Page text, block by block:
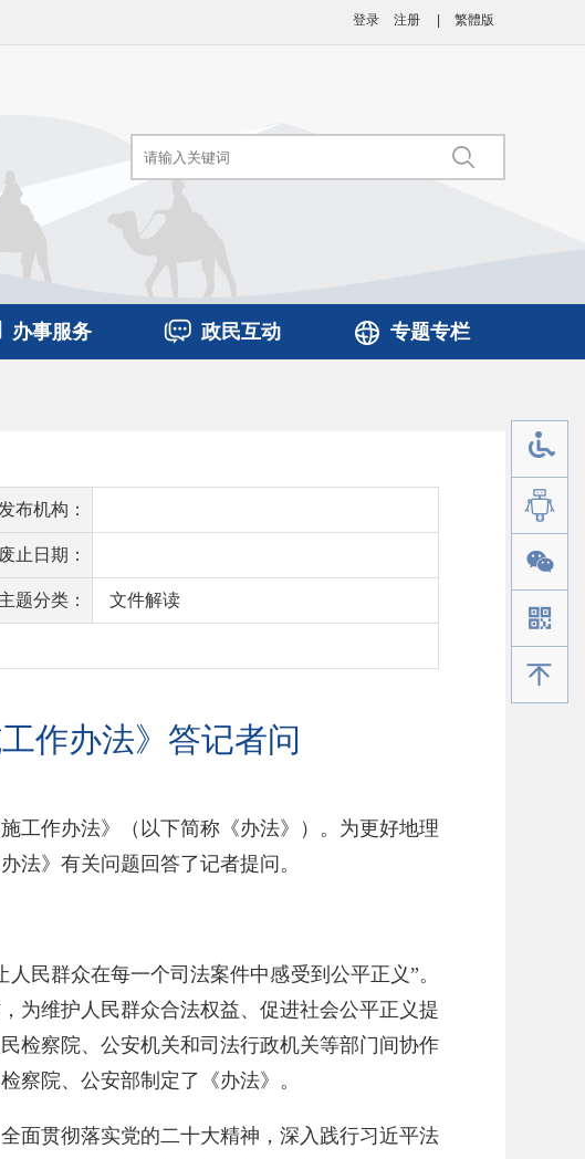
登录 注册 繁體版
办事服务 政民互动 专题专栏
发布机构：
废止日期：
主题分类： 文件解读
作办法》答记者问
工作办法》（以下简称《办法》）。为更好地理
法》有关问题回答了记者提问。
民群众在每一个司法案件中感受到公平正义”。
为维护人民群众合法权益、促进社会公平正义提
检察院、公安机关和司法行政机关等部门间协作
察院、公安部制定了《办法》。
面贯彻落实党的二十大精神，深入践行习近平法
手机版